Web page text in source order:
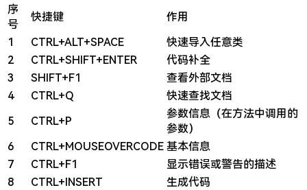
序
号
快捷键
作用
1
CTRL+ALT+SPACE
快速导入任意类
2
CTRL+SHIFT+ENTER
代码补全
3
SHIFT+F1
查看外部文档
4
CTRL+Q
快速查找文档
5
CTRL+P
参数信息（在方法中调用的
参数）
6
CTRL+MOUSEOVERCODE基本信息
7
CTRL+F1
显示错误或警告的描述
8
CTRL+INSERT
生成代码